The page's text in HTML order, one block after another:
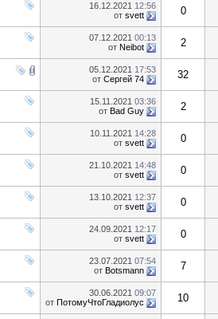
16.12.2021 12:56
от svett 0
07.12.2021 00:13
от Neibot 2
05.12.2021 17:53
от Сергей 74 32
15.11.2021 03:36
от Bad Guy 2
10.11.2021 14:28
от svett 0
21.10.2021 14:48
от svett 0
13.10.2021 12:37
от svett 0
24.09.2021 12:17
от svett 0
23.07.2021 07:54
от Botsmann 7
30.06.2021 09:07
от ПотомуЧтоГладиолус 10